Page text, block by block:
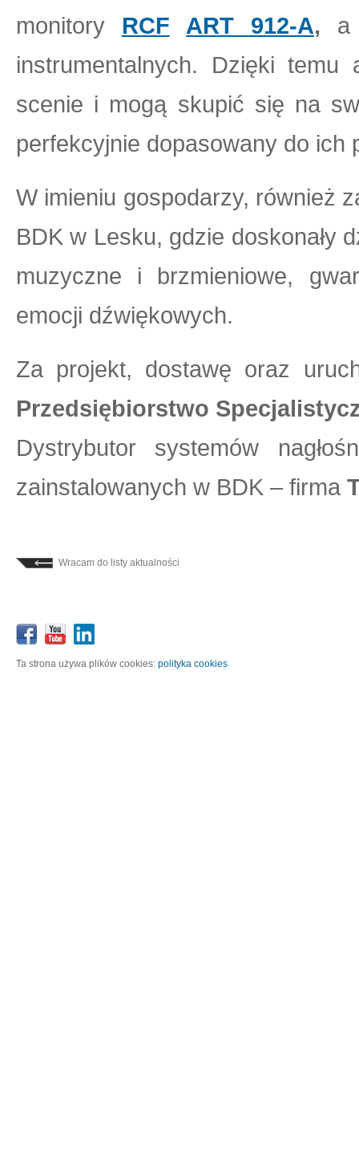
monitory RCF ART 912-A, a
instrumentalnych. Dzięki
scenie i mogą skupić się na
perfekcyjnie dopasowany do ich
W imieniu gospodarzy, również
BDK w Lesku, gdzie doskonały
muzyczne i brzmieniowe,
emocji dźwiękowych.
Za projekt, dostawę oraz
Przedsiębiorstwo
Dystrybutor systemów
zainstalowanych w BDK – firma
Wracam do listy aktualności
Ta strona używa plików cookies: polityka cookies